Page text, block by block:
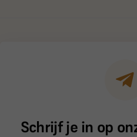
Schrijf je in op